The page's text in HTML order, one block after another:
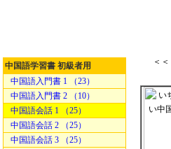
中国語学習書 初級者用
中国語入門書 1 （23）
中国語入門書 2 （10）
中国語会話 1 （25）
中国語会話 2 （25）
中国語会話 3 （25）
＜＜